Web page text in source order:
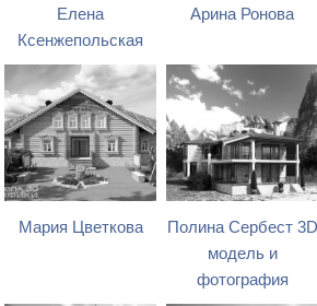
Елена
Ксенжепольская
Арина Ронова
Мария Цветкова
Полина Сербест 3D
модель и
фотография